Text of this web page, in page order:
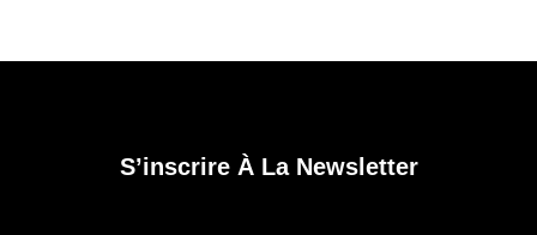
S’inscrire À La Newsletter